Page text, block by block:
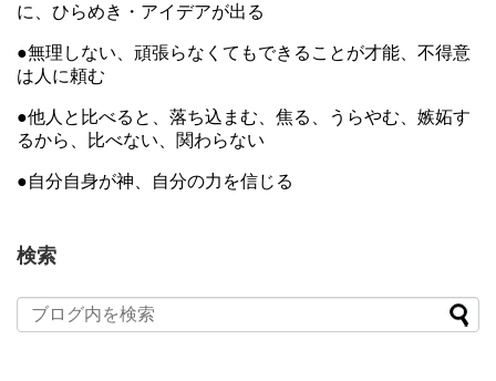
に、ひらめき・アイデアが出る
●無理しない、頑張らなくてもできることが才能、不得意
は人に頼む
●他人と比べると、落ち込まむ、焦る、うらやむ、嫉妬す
るから、比べない、関わらない
●自分自身が神、自分の力を信じる
検索